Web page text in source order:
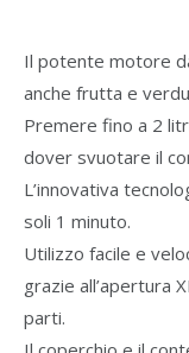
Il potente motore
anche frutta e
Premere fino a 2
dover svuotare il
L’innovativa
soli 1 minuto.
Utilizzo facile e
grazie all’apertura
parti.